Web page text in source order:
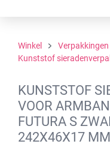
Winkel
Kunststof
KUNSTSTOF
VOOR
FUTURA S
242X46X17